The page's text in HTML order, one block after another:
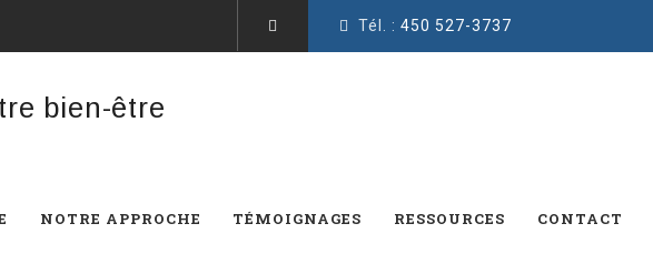
Tél. : 450 527-3737
NOTRE APPROCHE TÉMOIGNAGES RESSOURCES CONTACT